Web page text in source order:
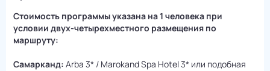
Cтоимость программы указана на 1 человека при
условии двух-четырехместного размещения по
маршруту:
Самарканд: Arba 3* / Marokand Spa Hotel 3* или подобная